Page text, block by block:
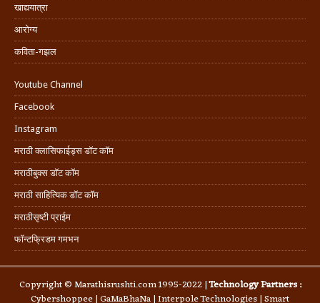
खाद्ययात्रा
आरोग्य
कविता-गझल
Youtube Channel
Facebook
Instagram
मराठी क्लासिफाईड्स डॉट कॉम
मराठीबुक्स डॉट कॉम
मराठी साहित्यिक डॉट कॉम
मराठीसृष्टी प्राईम
फॉन्टफ्रिडम गमभन
Copyright © Marathisrushti.com 1995-2022 |Technology Partners :
Cybershoppee|GaMaBhaNa|Interpole Technologies| Smart